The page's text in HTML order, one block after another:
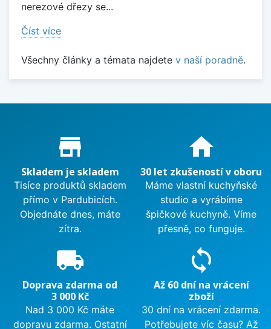
nerezové dřezy se...
Číst více
Všechny články a témata najdete v naší poradně.
Proč nakupovat u nás?
store_mall_directory
Skladem je skladem
Tisíce produktů skladem
přímo v Pardubicích.
Objednáte dnes, máte
zítra.
home
30 let zkušeností v oboru
Máme vlastní kuchyňské
studio a vyrábíme
špičkové kuchyně. Víme
přesně, co funguje.
local_shipping
Doprava zdarma od
3 000 Kč
Nad 3 000 Kč máte
dopravu zdarma. Ostatní
sync
Až 60 dní na vrácení
zboží
30 dní na vrácení zdarma.
Potřebujete víc času? Až